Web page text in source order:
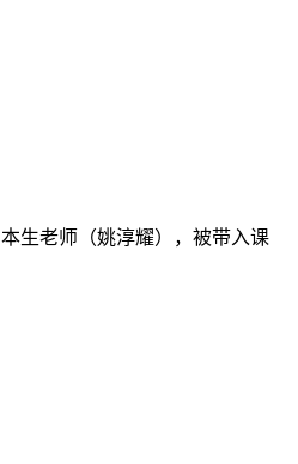
生老师（姚淳耀），被带入课